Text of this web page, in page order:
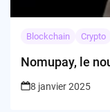
Blockchain Crypto
Nomupay, le
8 janvier 2025